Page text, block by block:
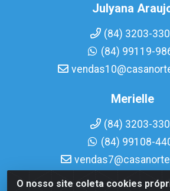
O nosso site coleta cookies
Julyana
(84) 3203-
(84) 99119-
Merielle
(84) 3203-
(84) 99108-